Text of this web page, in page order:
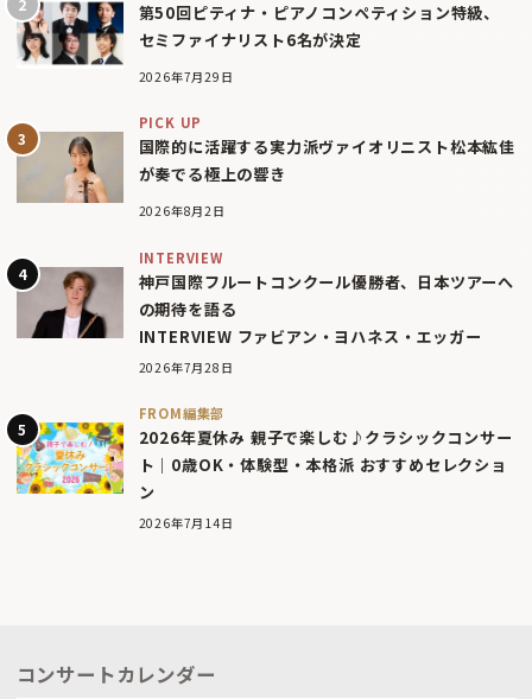
第50回ピティナ・ピアノコンペティション特級、
セミファイナリスト6名が決定
2026年7月29日
PICK UP
国際的に活躍する実力派ヴァイオリニスト松本紘佳
が奏でる極上の響き
2026年8月2日
INTERVIEW
神戸国際フルートコンクール優勝者、日本ツアーへ
の期待を語る
INTERVIEW ファビアン・ヨハネス・エッガー
2026年7月28日
FROM編集部
2026年夏休み 親子で楽しむ♪クラシックコンサー
ト｜0歳OK・体験型・本格派 おすすめセレクショ
ン
2026年7月14日
コンサートカレンダー